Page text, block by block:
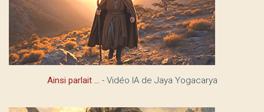
Ainsi parlait … - Vidéo IA de Jaya Yogacarya